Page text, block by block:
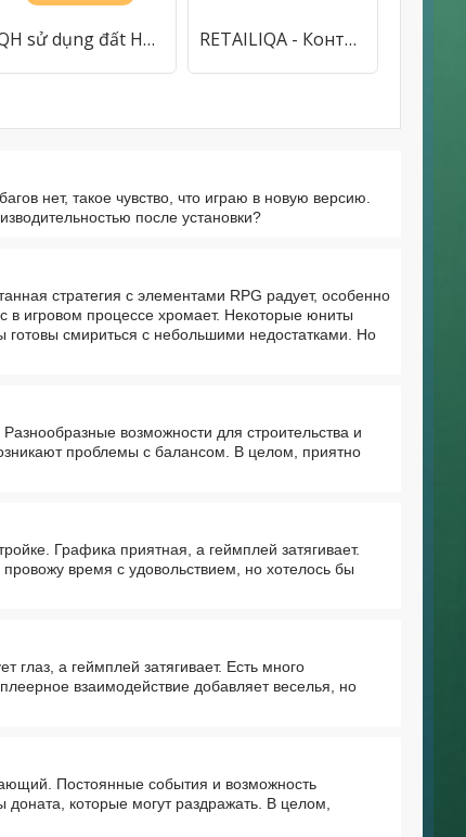
QH sử dụng đất Hưng Yên RETAILIQA - Контроль качества
нет, такое чувство, что играю в новую версию.
после установки?
стратегия с элементами RPG радует, особенно
в игровом процессе хромает. Некоторые юниты
готовы смириться с небольшими недостатками. Но
возможности для строительства и
проблемы с балансом. В целом, приятно
Графика приятная, а геймплей затягивает.
время с удовольствием, но хотелось бы
глаз, а геймплей затягивает. Есть много
взаимодействие добавляет веселья, но
Постоянные события и возможность
которые могут раздражать. В целом,